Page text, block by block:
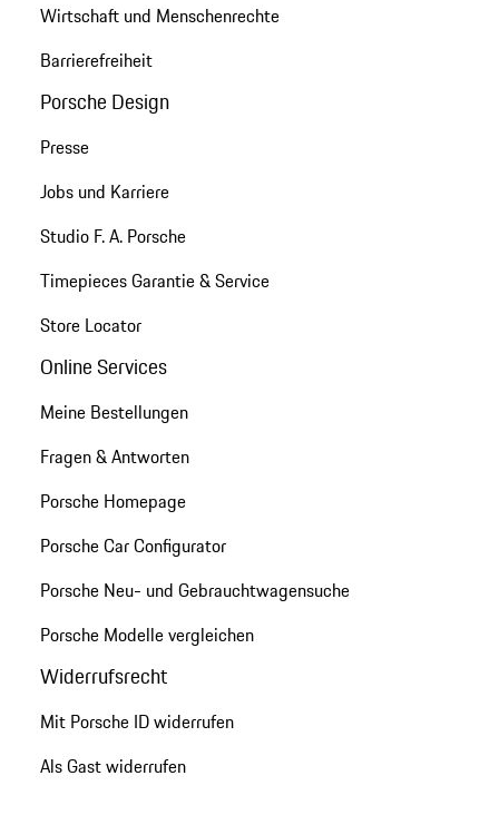
Wirtschaft und Menschenrechte
Barrierefreiheit
Porsche Design
Presse
Jobs und Karriere
Studio F. A. Porsche
Timepieces Garantie & Service
Store Locator
Online Services
Meine Bestellungen
Fragen & Antworten
Porsche Homepage
Porsche Car Configurator
Porsche Neu- und Gebrauchtwagensuche
Porsche Modelle vergleichen
Widerrufsrecht
Mit Porsche ID widerrufen
Als Gast widerrufen